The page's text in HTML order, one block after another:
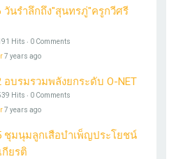
วันรำลึกถึง"สุนทรภู่"ครูกวีศรี
Hits ‧ 0 Comments
7 years ago
อบรมรวมพลังยกระดับ O-NET
Hits ‧ 0 Comments
7 years ago
ชุมนุมลูกเสือบำเพ็ญประโยชน์
กียรติ